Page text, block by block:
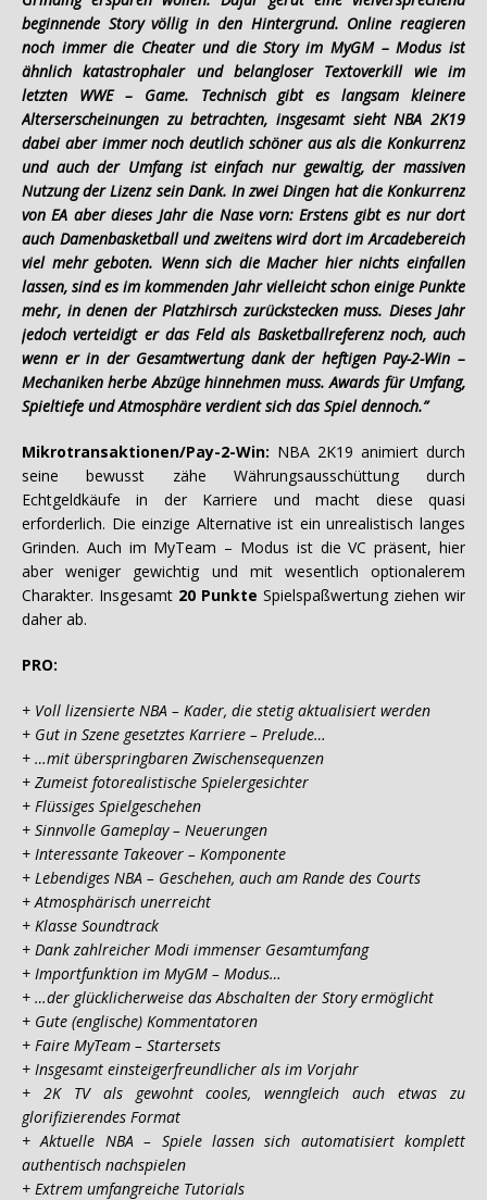
beginnende Story völlig in den Hintergrund. Online reagieren
noch immer die Cheater und die Story im MyGM – Modus ist
ähnlich katastrophaler und belangloser Textoverkill wie im
letzten WWE – Game. Technisch gibt es langsam kleinere
Alterserscheinungen zu betrachten, insgesamt sieht NBA 2K19
dabei aber immer noch deutlich schöner aus als die Konkurrenz
und auch der Umfang ist einfach nur gewaltig, der massiven
Nutzung der Lizenz sein Dank. In zwei Dingen hat die Konkurrenz
von EA aber dieses Jahr die Nase vorn: Erstens gibt es nur dort
auch Damenbasketball und zweitens wird dort im Arcadebereich
viel mehr geboten. Wenn sich die Macher hier nichts einfallen
lassen, sind es im kommenden Jahr vielleicht schon einige Punkte
mehr, in denen der Platzhirsch zurückstecken muss. Dieses Jahr
jedoch verteidigt er das Feld als Basketballreferenz noch, auch
wenn er in der Gesamtwertung dank der heftigen Pay-2-Win –
Mechaniken herbe Abzüge hinnehmen muss. Awards für Umfang,
Spieltiefe und Atmosphäre verdient sich das Spiel dennoch.”
Mikrotransaktionen/Pay-2-Win: NBA 2K19 animiert durch
seine bewusst zähe Währungsausschüttung durch
Echtgeldkäufe in der Karriere und macht diese quasi
erforderlich. Die einzige Alternative ist ein unrealistisch langes
Grinden. Auch im MyTeam – Modus ist die VC präsent, hier
aber weniger gewichtig und mit wesentlich optionalerem
Charakter. Insgesamt 20 Punkte Spielspaßwertung ziehen wir
daher ab.
PRO:
+ Voll lizensierte NBA – Kader, die stetig aktualisiert werden
+ Gut in Szene gesetztes Karriere – Prelude…
+ …mit überspringbaren Zwischensequenzen
+ Zumeist fotorealistische Spielergesichter
+ Flüssiges Spielgeschehen
+ Sinnvolle Gameplay – Neuerungen
+ Interessante Takeover – Komponente
+ Lebendiges NBA – Geschehen, auch am Rande des Courts
+ Atmosphärisch unerreicht
+ Klasse Soundtrack
+ Dank zahlreicher Modi immenser Gesamtumfang
+ Importfunktion im MyGM – Modus…
+ …der glücklicherweise das Abschalten der Story ermöglicht
+ Gute (englische) Kommentatoren
+ Faire MyTeam – Startersets
+ Insgesamt einsteigerfreundlicher als im Vorjahr
+ 2K TV als gewohnt cooles, wenngleich auch etwas zu
glorifizierendes Format
+ Aktuelle NBA – Spiele lassen sich automatisiert komplett
authentisch nachspielen
+ Extrem umfangreiche Tutorials